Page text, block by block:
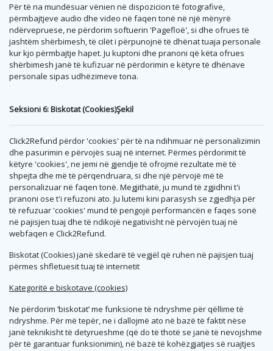
Për të na mundësuar vënien në dispozicion të fotografive,
përmbajtjeve audio dhe video në faqen tonë në një mënyrë
ndërvepruese, ne përdorim softuerin 'Pagefloë', si dhe ofrues të
jashtëm shërbimesh, të cilët i përpunojnë të dhënat tuaja personale
kur kjo përmbajtje hapet. Ju kuptoni dhe pranoni që këta ofrues
shërbimesh janë të kufizuar në përdorimin e këtyre të dhënave
personale sipas udhëzimeve tona.
Seksioni 6: Biskotat (Cookies)Şekil
Click2Refund përdor 'cookies' për të na ndihmuar në personalizimin
dhe pasurimin e përvojës suaj në internet. Përmes përdorimit të
këtyre 'cookies', ne jemi në gjendje të ofrojmë rezultate më të
shpejta dhe më të përqendruara, si dhe një përvojë më të
personalizuar në faqen tonë. Megjithatë, ju mund të zgjidhni t'i
pranoni ose t'i refuzoni ato. Ju lutemi kini parasysh se zgjedhja për
të refuzuar 'cookies' mund të pengojë performancën e faqes sonë
në pajisjen tuaj dhe të ndikojë negativisht në përvojën tuaj në
webfaqen e Click2Refund.
Biskotat (Cookies) janë skedarë të vegjël që ruhen në pajisjen tuaj
përmes shfletuesit tuaj të internetit
Kategoritë e biskotave (cookies)
Ne përdorim ‘biskotat’ me funksione të ndryshme për qëllime të
ndryshme. Për më tepër, ne i dallojmë ato në bazë të faktit nëse
janë teknikisht të detyrueshme (që do të thotë se janë të nevojshme
për të garantuar funksionimin), në bazë të kohëzgjatjes së ruajtjes